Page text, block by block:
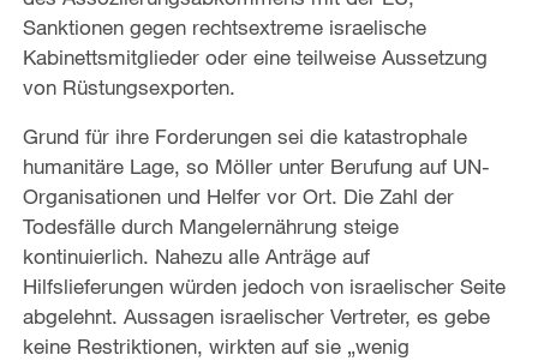
Sanktionen gegen rechtsextreme israelische
Kabinettsmitglieder oder eine teilweise Aussetzung
von Rüstungsexporten.
Grund für ihre Forderungen sei die katastrophale
humanitäre Lage, so Möller unter Berufung auf UN-
Organisationen und Helfer vor Ort. Die Zahl der
Todesfälle durch Mangelernährung steige
kontinuierlich. Nahezu alle Anträge auf
Hilfslieferungen würden jedoch von israelischer Seite
abgelehnt. Aussagen israelischer Vertreter, es gebe
keine Restriktionen, wirkten auf sie „wenig